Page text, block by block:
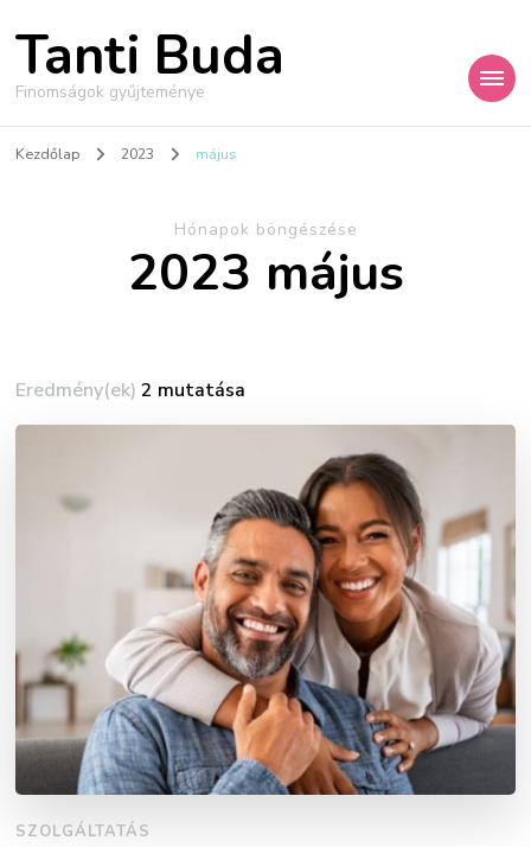
Tanti Buda
Finomságok gyűjteménye
Kezdőlap 2023 május
Hónapok böngészése
2023 május
Eredmény(ek)2 mutatása
SZOLGÁLTATÁS